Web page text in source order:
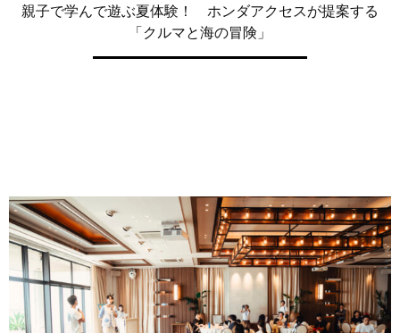
親子で学んで遊ぶ夏体験！ ホンダアクセスが提案する
「クルマと海の冒険」